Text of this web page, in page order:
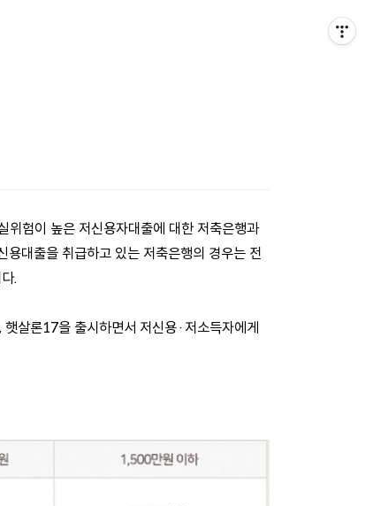
위험이 높은 저신용자대출에 대한 저축은행과
대출을 취급하고 있는 저축은행의 경우는 전
.
살론17을 출시하면서 저신용·저소득자에게